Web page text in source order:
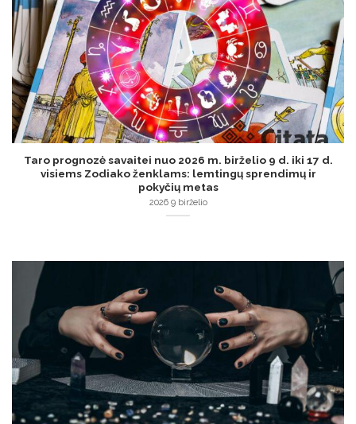
Taro prognozė savaitei nuo 2026 m. birželio 9 d. iki 17 d.
visiems Zodiako ženklams: lemtingų sprendimų ir
pokyčių metas
2026 9 birželio